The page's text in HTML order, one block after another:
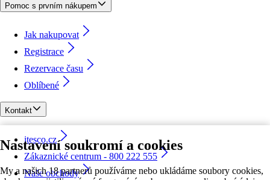
Nastavení soukromí a cookies
My a našich 18 partnerů používáme nebo ukládáme soubory cookies,
Pomoc s prvním nákupem
Jak nakupovat
Registrace
Rezervace času
Oblíbené
Kontakt
itesco.cz
Zákaznické centrum - 800 222 555
Naše obchody